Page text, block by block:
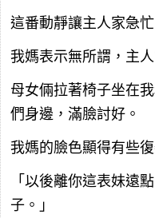
這番動靜讓主人家急
我媽表示無所謂，主
母女倆拉著椅子坐在
們身邊，滿臉討好。
我媽的臉色顯得有些復
「以後離你這表妹遠
子。」